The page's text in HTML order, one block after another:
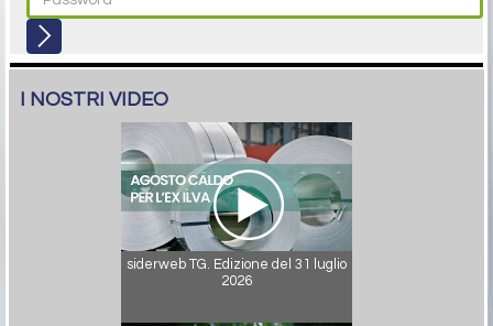
I NOSTRI VIDEO
siderweb TG. Edizione del 31 luglio
2026